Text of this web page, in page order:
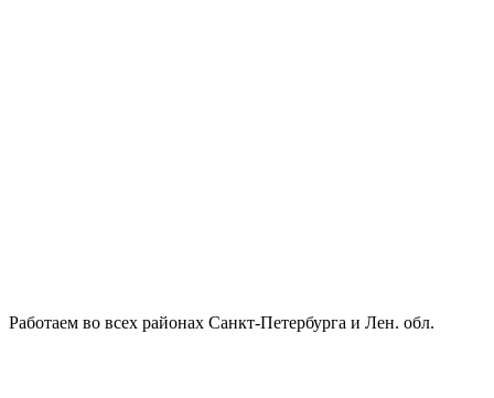
Работаем во всех районах Санкт-Петербурга и Лен. обл.